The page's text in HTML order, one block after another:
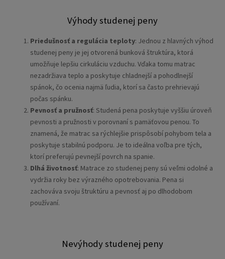
Výhody studenej peny
Priedušnosť a regulácia teploty: Jednou z hlavných výhod
studenej peny je jej otvorená bunková štruktúra, ktorá
umožňuje lepšiu cirkuláciu vzduchu. Vďaka tomu matrac
nezadržiava teplo a poskytuje chladnejší a pohodlnejší
spánok, čo ocenia najmä ľudia, ktorí sa často prehrievajú
počas spánku.
Pevnosť a pružnosť: Studená pena poskytuje vyššiu úroveň
pevnosti a pružnosti v porovnaní s pamäťovou penou. To
znamená, že matrac sa rýchlejšie prispôsobí pohybom tela a
poskytuje stabilnú podporu. Je to ideálna voľba pre tých,
ktorí preferujú pevnejší povrch na spanie.
Dlhá životnosť: Matrace zo studenej peny sú veľmi odolné a
vydržia roky bez výrazného opotrebovania. Pena si
zachováva svoju štruktúru a pevnosť aj po dlhodobom
používaní.
Nevýhody studenej peny